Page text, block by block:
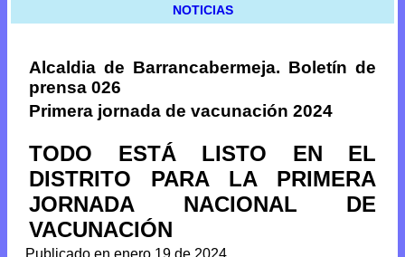
NOTICIAS
Alcaldia de Barrancabermeja. Boletín de
prensa 026
Primera jornada de vacunación 2024
TODO ESTÁ LISTO EN EL
DISTRITO PARA LA PRIMERA
JORNADA NACIONAL DE
VACUNACIÓN